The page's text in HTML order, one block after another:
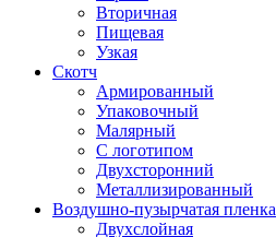
Вторичная
Пищевая
Узкая
Скотч
Армированный
Упаковочный
Малярный
С логотипом
Двухсторонний
Металлизированный
Воздушно-пузырчатая пленка
Двухслойная